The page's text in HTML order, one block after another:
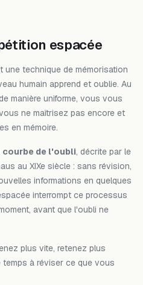
espacée
une technique de mémorisation
humain apprend et oublie. Au
manière uniforme, vous vous
ne maîtrisez pas encore et
en mémoire.
courbe de l'oubli, décrite par le
au XIXe siècle : sans révision,
informations en quelques
interrompt ce processus
avant que l'oubli ne
plus vite, retenez plus
à réviser ce que vous